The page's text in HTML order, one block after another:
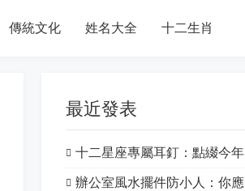
傳統文化 姓名大全 十二生肖
最近發表
十二星座專屬耳釘：點綴今年的特別之處！
辦公室風水擺件防小人：你應該知道的一切